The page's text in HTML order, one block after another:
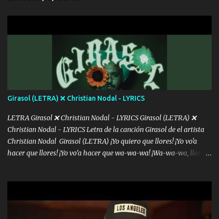
intentas rimar Pobre payaso que usa a todo el mundo pa' conectar
con la gente Dices "Latino Gang" pero pisas a to'a tu gente Pa’ dar
menos se prudente Hoy me sabe a mierda, traigo un Balvin en los
dientes Por falta de empatía le toca ser resiliente ¿Acaso eres
consciente de los followers que mueves? Parcerito, abre los ojos y
ve el poder que tienes Otro chiste malo son los nombres de tus
álbum's "José, vibras colores con la energía del diablo " ¿Si ...
Girasol (LETRA) ❌ Christian Nodal - LYRICS
LETRA Girasol ❌ Christian Nodal - LYRICS Girasol (LETRA) ❌
Christian Nodal - LYRICS Letra de la canción Girasol de el artista
Christian Nodal Girasol (LETRA) ¡Yo quiero que llores! ¡Yo vo'a
hacer que llores! ¡Yo vo’a hacer que wa-wa-wa! ¡Wa-wa-wa, llores!
intentas rimar Pobre payaso que usa a todo el mundo pa' conectar
con la gente Dices "Latino Gang" pero pisas a to'a tu gente Pa’ dar